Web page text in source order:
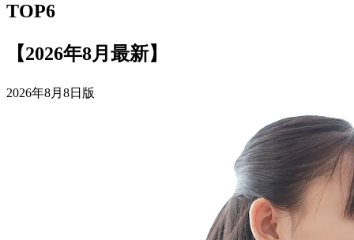
TOP6
【2026年8月最新】
2026年8月8日版